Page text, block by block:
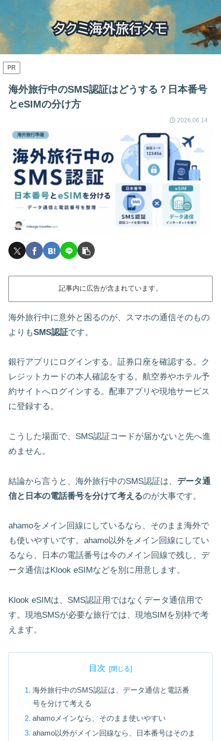
PR
海外旅行中のSMS認証はどうする？日本番号
とeSIMの分け方
2026.06.14
海外旅行準備
記事内に広告が含まれています。
海外旅行中に意外と困るのが、スマホの通信そのもの
よりもSMS認証です。
銀行アプリにログインする。証券口座を確認する。ク
レジットカードの本人確認をする。航空券やホテル予
約サイトへログインする。配車アプリや現地サービス
に登録する。
こうした場面で、SMS認証コードが届かないと先へ進
めません。
結論から言うと、海外旅行中のSMS認証は、 データ通
信と日本の電話番号を分けて考えるのが大事です。
ahamoをメイン回線にしているなら、そのまま海外で
も使いやすいです。ahamo以外をメイン回線にしてい
るなら、日本の電話番号は今のメイン回線で残し、デ
ータ通信はKlook eSIMなどを別に用意します。
Klook eSIMは、SMS認証用ではなくデータ通信用で
す。現地SMSが必要な旅行では、現地SIMを別枠で考
えます。
目次
海外旅行中のSMS認証は、データ通信と電話番
号を分けて考える
ahamoメインなら、そのまま使いやすい
ahamo以外がメイン回線なら、日本番号はそのま